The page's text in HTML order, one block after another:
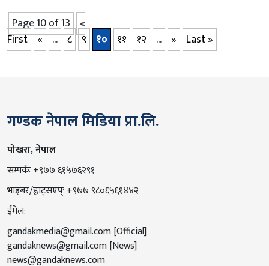
Page 10 of 13 «
First « ... ८ ९ १० ११ १२ ... » Last »
गण्डक नेपाल मिडिया प्रा.लि.
पोखरा, नेपाल
सम्पर्कः +९७७ ६१५७६२९१
भाइबर/ह्वाट्सएप्ः +९७७ ९८०६५६१४४२
ईमेल:
gandakmedia@gmail.com[Official]
gandaknews@gmail.com[News]
news@gandaknews.com